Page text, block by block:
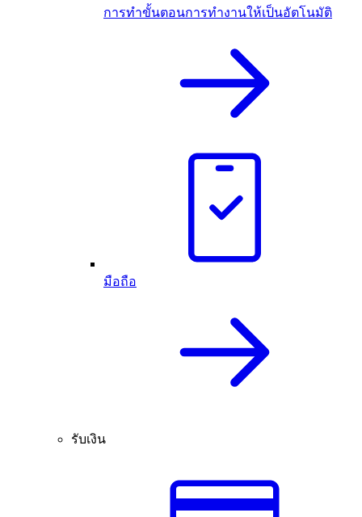
การทำขั้นตอนการทำงานให้เป็นอัตโนมัติ
มือถือ
รับเงิน